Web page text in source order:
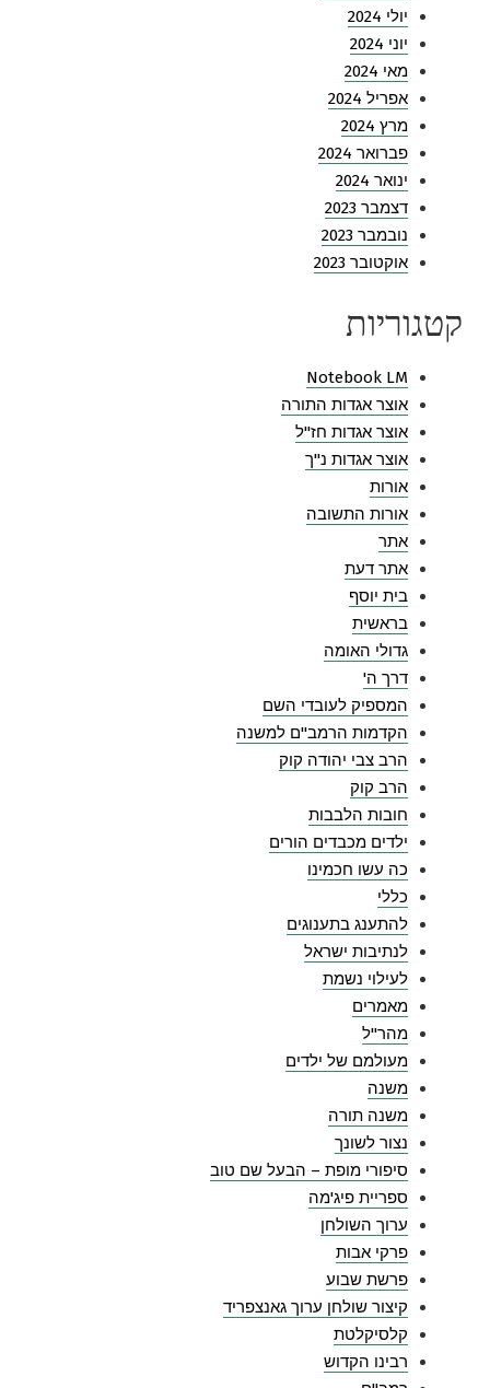
יולי 2024
יוני 2024
מאי 2024
אפריל 2024
מרץ 2024
פברואר 2024
ינואר 2024
דצמבר 2023
נובמבר 2023
אוקטובר 2023
קטגוריות
Notebook LM
אוצר אגדות התורה
אוצר אגדות חז"ל
אוצר אגדות נ"ך
אורות
אורות התשובה
אתר
אתר דעת
בית יוסף
בראשית
גדולי האומה
דרך ה'
המספיק לעובדי השם
הקדמות הרמב"ם למשנה
הרב צבי יהודה קוק
הרב קוק
חובות הלבבות
ילדים מכבדים הורים
כה עשו חכמינו
כללי
להתענג בתענוגים
לנתיבות ישראל
לעילוי נשמת
מאמרים
מהר"ל
מעולמם של ילדים
משנה
משנה תורה
נצור לשונך
סיפורי מופת – הבעל שם טוב
ספריית פיג'מה
ערוך השולחן
פרקי אבות
פרשת שבוע
קיצור שולחן ערוך גאנצפריד
קלסיקלטת
רבינו הקדוש